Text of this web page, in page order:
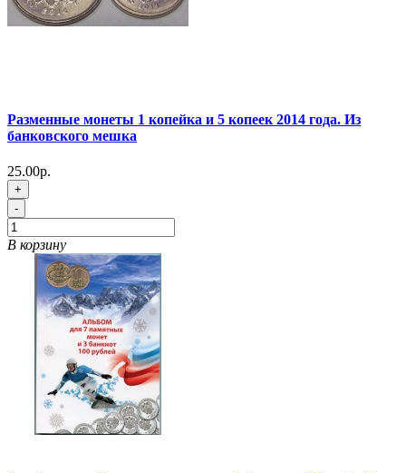
Разменные монеты 1 копейка и 5 копеек 2014 года. Из
банковского мешка
25.00р.
+
-
В корзину